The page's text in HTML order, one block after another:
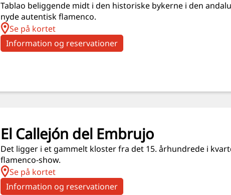
Tablao beliggende midt i den historiske bykerne i den
nyde autentisk flamenco.
Se på kortet
Information og reservationer
El Callejón del Embrujo
Det ligger i et gammelt kloster fra det 15. århundrede i
flamenco-show.
Se på kortet
Information og reservationer